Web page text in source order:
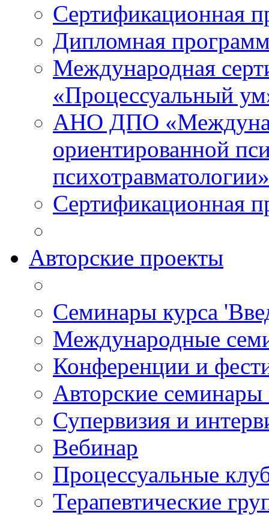
Сертификационная
Дипломная
Международная
«Процессуальный
АНО ДПО
ориентированной
Сертификационная
Авторские проекты
Семинары курса
Международные
Конференции и
Авторские
Супервизия и
Вебинар
Процессуальные
Терапевтические